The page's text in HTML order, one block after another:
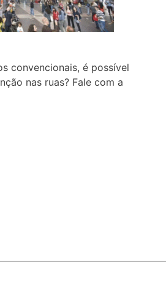
convencionais, é possível
nas ruas? Fale com a